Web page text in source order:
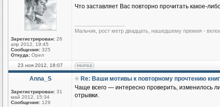
Зарегистрирован: 26
апр 2012, 19:45
Сообщения: 325
Откуда: Орел
Что заставляет Вас повторно прочитать какое-
Мальчик, рост метр двадцать, нашедшему премия -
23 ноя 2012, 18:07
Anna_S
Зарегистрирован: 31
май 2012, 15:34
Сообщения: 129
Re: Ваши мотивы к повторному прочтению
Чаще всего — интересно проверить, изменилось
отрывки.